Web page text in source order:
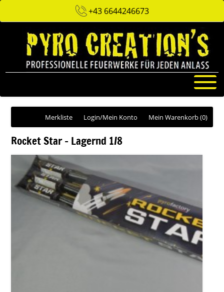
+43 6644246673
Mein Warenkorb(0)
Login/Mein Konto
Merkliste
Rocket Star - Lagernd 1/8